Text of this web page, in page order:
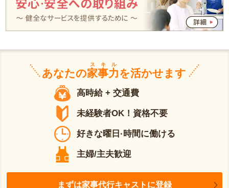
あなたの家事力
スキル
を活かせます
高時給 + 交通費
未経験者OK！資格不要
好きな曜日·時間に働ける
主婦/主夫歓迎
まずは家事代行キャストに登録